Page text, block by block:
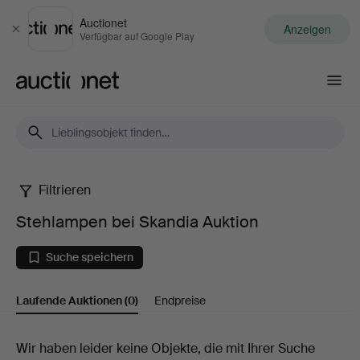
Schließen
Auctionet
Verfügbar auf Google Play Anzeigen
Stehlampen
bei
Skandia
Auktion
Filtrieren
Stehlampen bei Skandia Auktion
Suche speichern
Laufende Auktionen(0) Endpreise
Laufende
Wir haben leider keine Objekte, die mit Ihrer Suche